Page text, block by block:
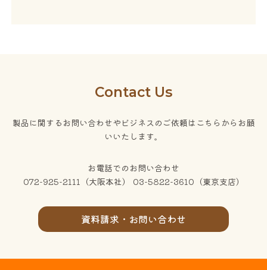
Contact Us
製品に関するお問い合わせやビジネスのご依頼はこちらからお願
いいたします。
お電話でのお問い合わせ
072-925-2111（大阪本社） 03-5822-3610（東京支店）
資料請求・お問い合わせ